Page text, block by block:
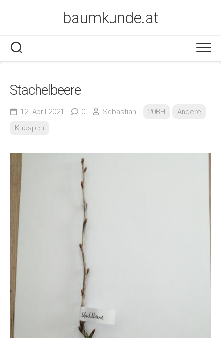
baumkunde.at
Stachelbeere
12. April 2021 0 Sebastian 20BH
Andere
Knospen